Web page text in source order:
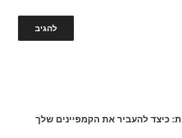
כיצד להעביר את הקמפיינים שלך